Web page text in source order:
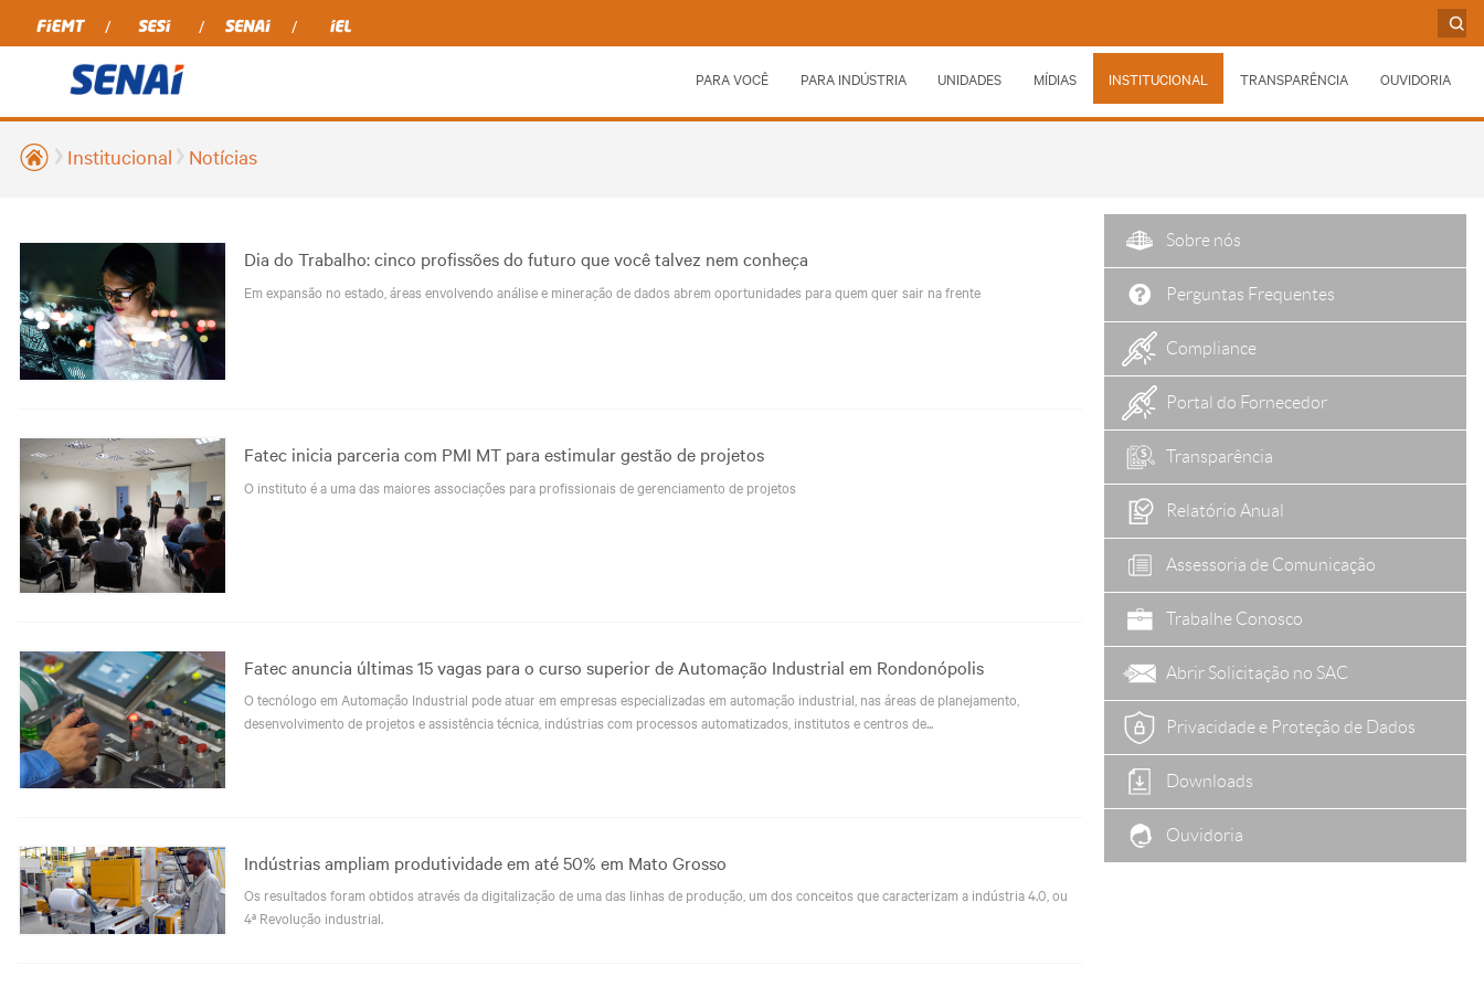
PARA VOCÊ PARA INDÚSTRIA UNIDADES MÍDIAS INSTITUCIONAL TRANSPARÊNCIA OUVIDORIA
Institucional Notícias
Dia do Trabalho: cinco profissões do futuro que você talvez nem conheça
Em expansão no estado, áreas envolvendo análise e mineração de dados abrem oportunidades para quem quer sair na frente
Fatec inicia parceria com PMI MT para estimular gestão de projetos
O instituto é a uma das maiores associações para profissionais de gerenciamento de projetos
Fatec anuncia últimas 15 vagas para o curso superior de Automação Industrial em Rondonópolis
O tecnólogo em Automação Industrial pode atuar em empresas especializadas em automação industrial, nas áreas de planejamento,
desenvolvimento de projetos e assistência técnica, indústrias com processos automatizados, institutos e centros de...
Indústrias ampliam produtividade em até 50% em Mato Grosso
Os resultados foram obtidos através da digitalização de uma das linhas de produção, um dos conceitos que caracterizam a indústria 4.0, ou
4ª Revolução industrial.
Sobre nós
Perguntas Frequentes
Compliance
Portal do Fornecedor
Transparência
Relatório Anual
Assessoria de Comunicação
Trabalhe Conosco
Abrir Solicitação no SAC
Privacidade e Proteção de Dados
Downloads
Ouvidoria